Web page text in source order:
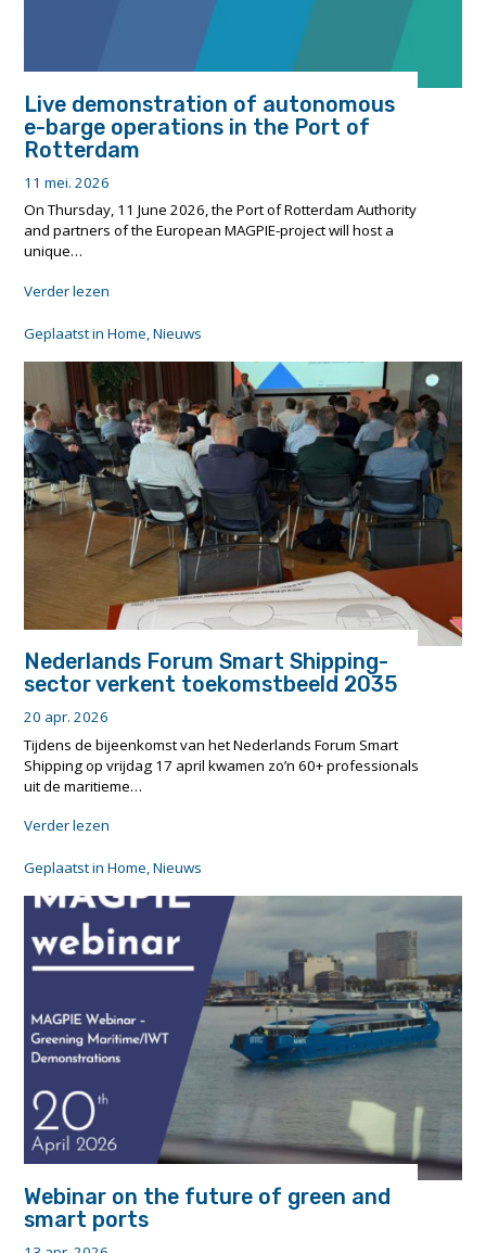
Live demonstration of autonomous
e-barge operations in the Port of
Rotterdam
11 mei. 2026
On Thursday, 11 June 2026, the Port of Rotterdam Authority
and partners of the European MAGPIE-project will host a
unique…
Verder lezen
of
autonomous
e-
barge
operations
in
the
Port
of
Rotterdam"
Geplaatst inHome,Nieuws
Nederlands Forum Smart Shipping-
sector verkent toekomstbeeld 2035
20 apr. 2026
Tijdens de bijeenkomst van het Nederlands Forum Smart
Shipping op vrijdag 17 april kwamen zo’n 60+ professionals
uit de maritieme…
Verder lezen
Smart
sector
verkent
toekomstbeeld
2035"
Geplaatst inHome,Nieuws
Webinar on the future of green and
smart ports